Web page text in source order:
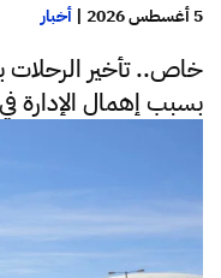
5 أغسطس 2026 | أخبار
خاص.. تأخير الرحلات
بسبب إهمال الإدارة